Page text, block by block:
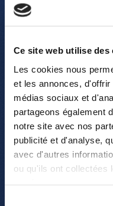
Ce site web utilise des
Les cookies nous
et les annonces,
médias sociaux et
partageons également
notre site avec nos
publicité et d'analyse,
avec d'autres
ou qu'ils ont collectées
Ekipp vum OAI fir